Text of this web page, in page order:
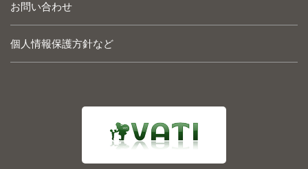
お問い合わせ
個人情報保護方針など